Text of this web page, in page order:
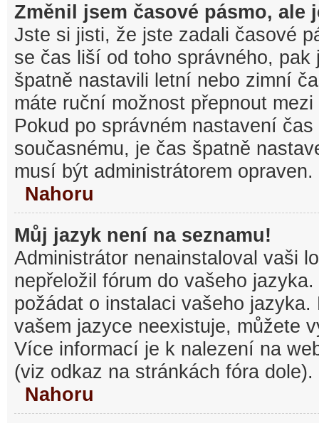
Změnil jsem časové pásmo, ale
Jste si jisti, že jste zadali časové
se čas liší od toho správného, pak
špatně nastavili letní nebo zimní
máte ruční možnost přepnout
Pokud po správném nastavení
současnému, je čas špatně
musí být administrátorem opraven.
Nahoru
Můj jazyk není na seznamu!
Administrátor nenainstaloval vaši
nepřeložil fórum do vašeho
požádat o instalaci vašeho
vašem jazyce neexistuje, můžete
Více informací je k nalezení na
(viz odkaz na stránkách fóra dole).
Nahoru